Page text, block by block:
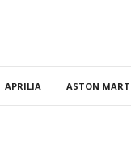
APRILIA ASTON